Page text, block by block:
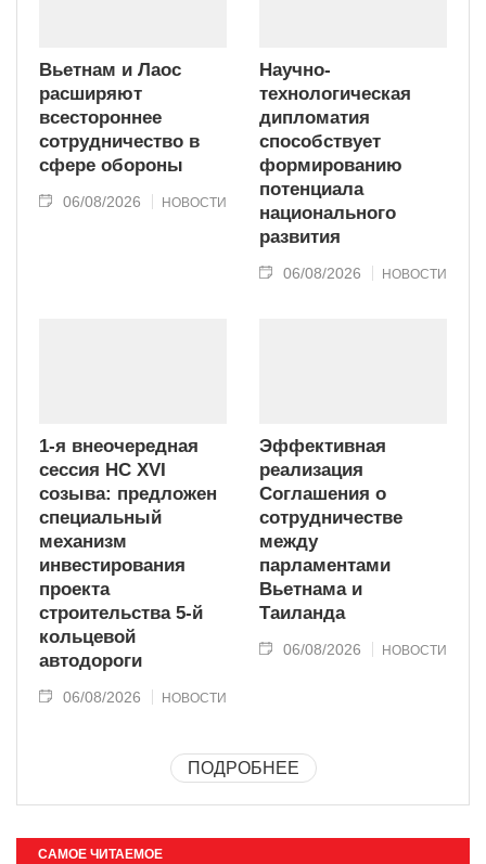
Вьетнам и Лаос
расширяют
всестороннее
сотрудничество в
сфере обороны
06/08/2026 НОВОСТИ
Научно-
технологическая
дипломатия
способствует
формированию
потенциала
национального
развития
06/08/2026 НОВОСТИ
1-я внеочередная
сессия НС XVI
созыва: предложен
специальный
механизм
инвестирования
проекта
строительства 5-й
кольцевой
автодороги
06/08/2026 НОВОСТИ
Эффективная
реализация
Соглашения о
сотрудничестве
между
парламентами
Вьетнама и
Таиланда
06/08/2026 НОВОСТИ
ПОДРОБНЕЕ
САМОЕ ЧИТАЕМОЕ